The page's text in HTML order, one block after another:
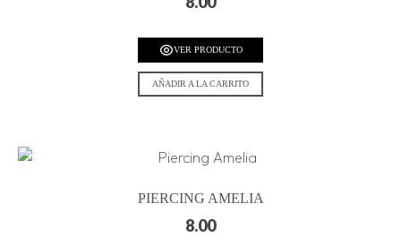
VER PRODUCTO
AÑADIR A LA CARRITO
PIERCING AMELIA
8.00